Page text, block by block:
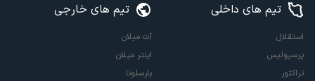
تیم های داخلی
استقلال
پرسپولیس
تراکتور
تیم های خارجی
آث میلان
اینتر میلان
بارسلونا